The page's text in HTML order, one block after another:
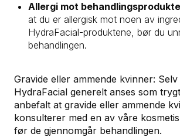
Allergi mot
at du er allergisk mot noen av
HydraFacial-produktene, bør du
behandlingen.
Gravide eller ammende kvinner:
HydraFacial generelt anses som
anbefalt at gravide eller ammende
konsulterer med en av våre
før de gjennomgår behandlingen.